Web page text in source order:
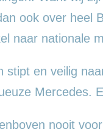
ook over heel
naar nationale
en veilig
Mercedes.
nooit